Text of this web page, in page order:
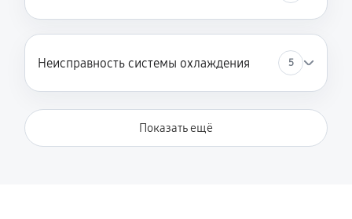
Неисправность системы охлаждения 5
Показать ещё